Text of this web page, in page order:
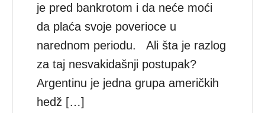
je pred bankrotom i da neće moći
da plaća svoje poverioce u
narednom periodu. Ali šta je razlog
za taj nesvakidašnji postupak?
Argentinu je jedna grupa američkih
hedž […]